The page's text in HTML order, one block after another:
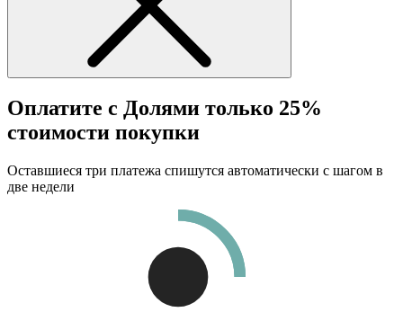
Оплатите с Долями только 25%
стоимости покупки
Оставшиеся три платежа спишутся автоматически с шагом в
две недели